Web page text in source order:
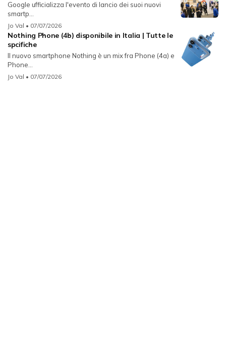
Google ufficializza l'evento di lancio dei suoi nuovi
smartp...
Jo Val • 07/07/2026
Nothing Phone (4b) disponibile in Italia | Tutte le
spcifiche
Il nuovo smartphone Nothing è un mix fra Phone (4a) e
Phone...
Jo Val • 07/07/2026